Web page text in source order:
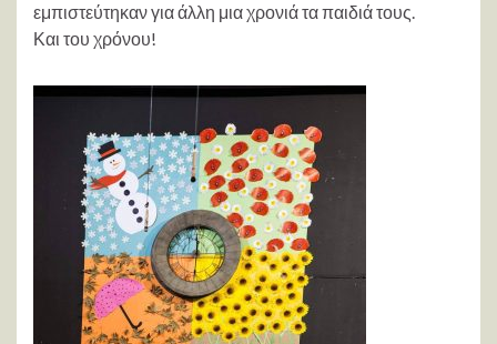
εμπιστεύτηκαν για άλλη μια χρονιά τα παιδιά τους.
Και του χρόνου!